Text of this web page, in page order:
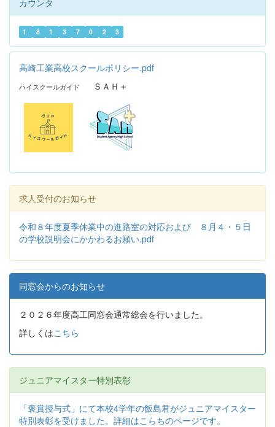
1 8 1 3 7 0 2 3
高崎工業高校スクールポリシー.pdf
ハイスクールガイド ＳＡＨ＋
求人受付のお知らせ
令和８年度夏季休業中の進路室の対応および ８月４・５日
の学校説明会にかかわるお願い.pdf
同窓会からのお知らせ
２０２６年度高工同窓会通常総会を行いました。
詳しくはこちら
ジュニアマイスター特別表彰
「褒賞授与式」にて本校4学年の飯島君がジュニアマイスター
特別表彰を受けました。詳細はこらちのページです。